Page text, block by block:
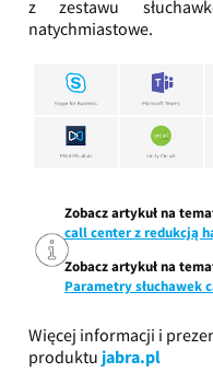
z zestawu
natychmiastowe.
Zobacz artykuł na
call center z redukcją
Zobacz artykuł na
Parametry słuchawek
Więcej informacji i
produktu jabra.pl